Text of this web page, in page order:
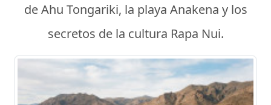
de Ahu Tongariki, la playa Anakena y los
secretos de la cultura Rapa Nui.